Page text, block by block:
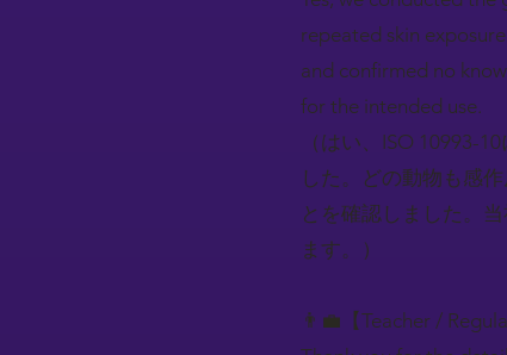
repeated skin
and confirmed no
for the intended use.
（はい、ISO 10993-
した。どの動物も感
とを確認しました。
ます。）
👨‍💼【Teacher /